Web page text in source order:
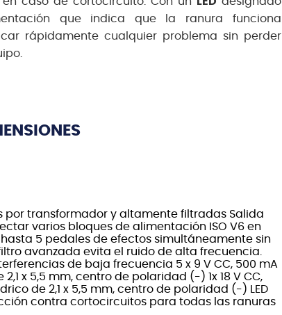
que indica que la ranura funciona
rápidamente cualquier problema sin perder
por transformador y altamente filtradas Salida
varios bloques de alimentación ISO V6 en
5 pedales de efectos simultáneamente sin
avanzada evita el ruido de alta frecuencia.
de baja frecuencia 5 x 9 V CC, 500 mA
x 5,5 mm, centro de polaridad (-) 1x 18 V CC,
de 2,1 x 5,5 mm, centro de polaridad (-) LED
contra cortocircuitos para todas las ranuras